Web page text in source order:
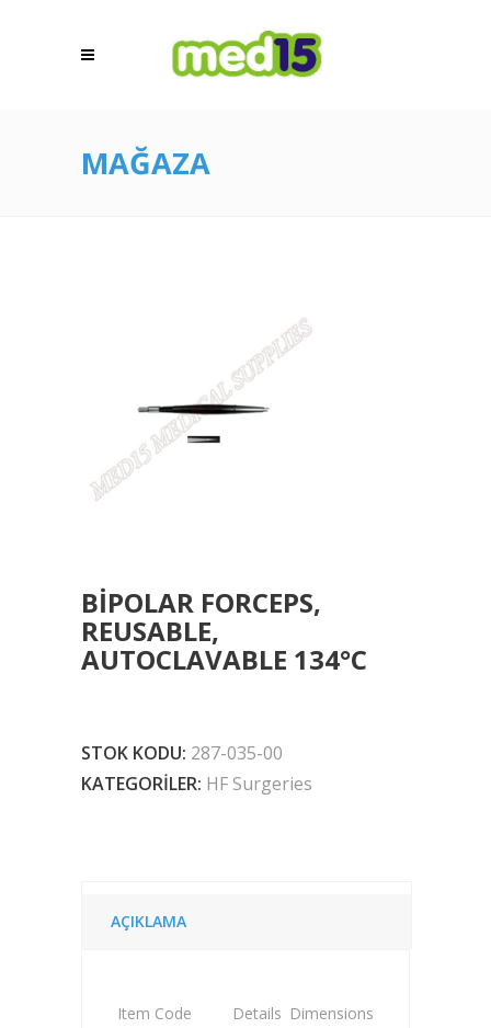
MAĞAZA
BIPOLAR FORCEPS,
REUSABLE,
AUTOCLAVABLE 134°C
STOK KODU: 287-035-00
KATEGORILER: HF Surgeries
AÇIKLAMA
Item Code Details Dimensions